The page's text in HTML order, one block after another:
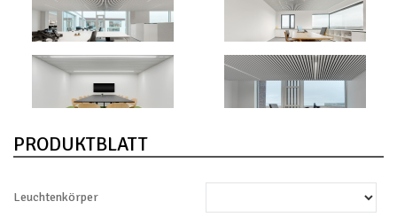
PRODUKTBLATT
Leuchtenkörper